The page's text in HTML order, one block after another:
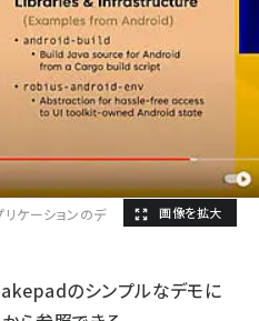
リケーションのデ
のシンプルなデモに